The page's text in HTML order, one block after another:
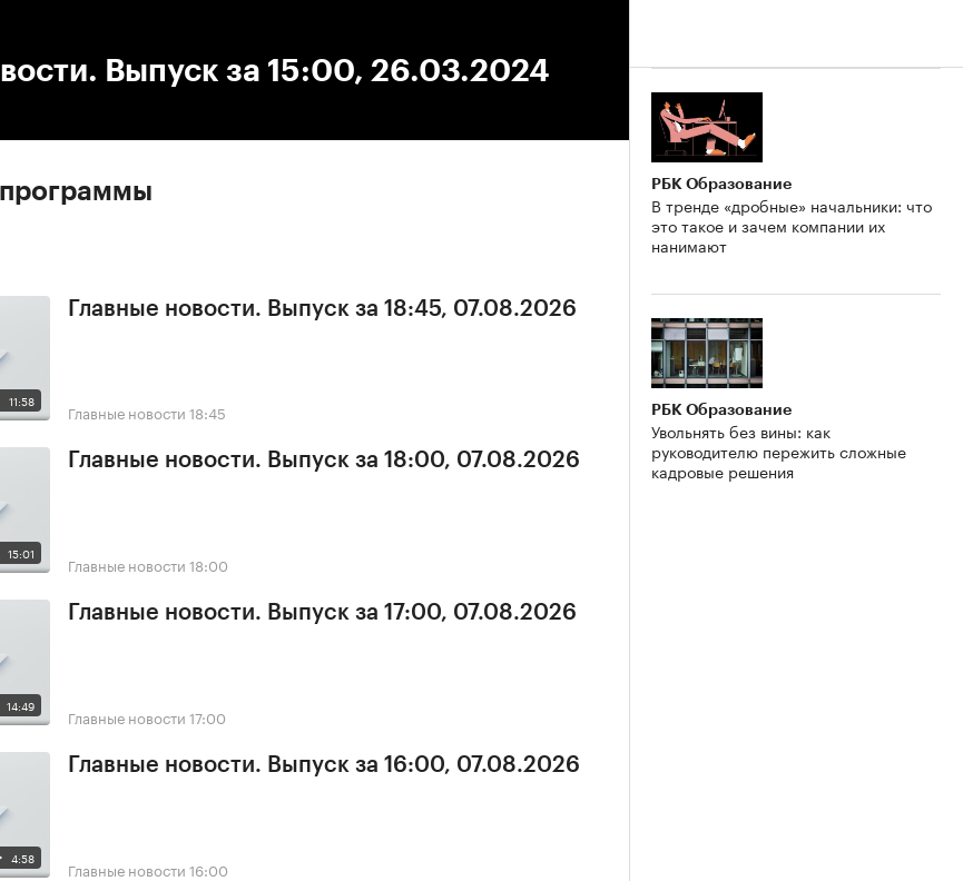
Выпуск за 15:00, 26.03.2024
программы
11:58
Главные новости. Выпуск за 18:45, 07.08.2026
Главные новости 18:45
15:01
Главные новости. Выпуск за 18:00, 07.08.2026
Главные новости 18:00
14:49
Главные новости. Выпуск за 17:00, 07.08.2026
Главные новости 17:00
4:58
Главные новости. Выпуск за 16:00, 07.08.2026
Главные новости 16:00
РБК Образование
В тренде «дробные» начальники: что
это такое и зачем компании их
нанимают
РБК Образование
Увольнять без вины: как
руководителю пережить сложные
кадровые решения